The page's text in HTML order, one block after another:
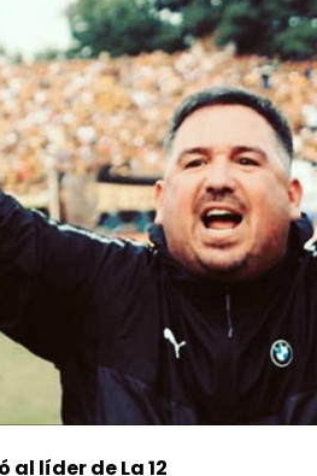
al líder de La 12